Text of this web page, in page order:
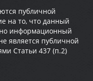
публичной
на то, что данный
информационный
является публичной
Статьи 437 (п.2)